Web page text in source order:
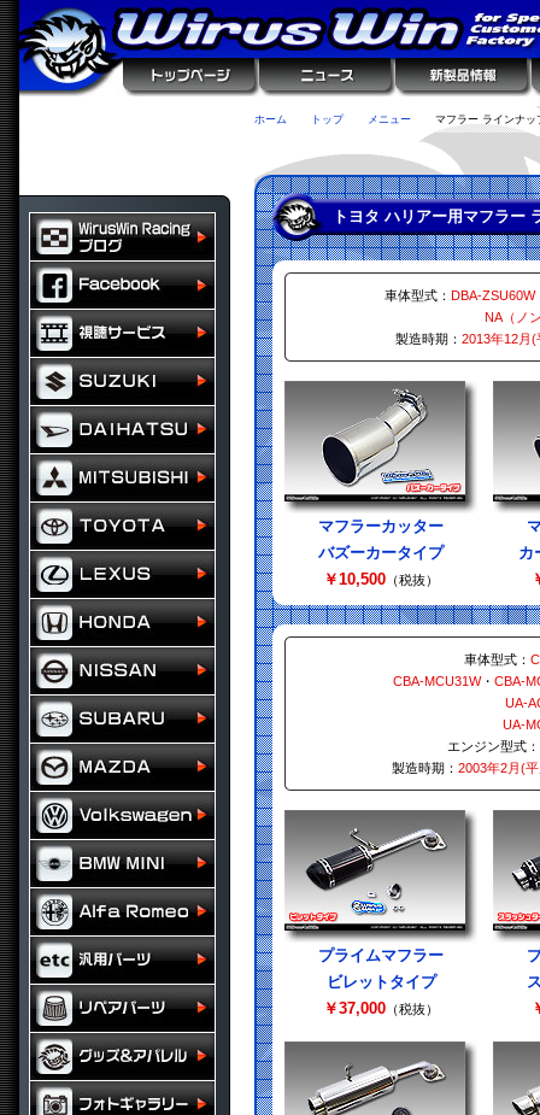
ホーム トップ メニュー マフラー ラインナッ
トヨタ ハリアー用マフラー
車体型式： DBA-ZSU60W
NA（ノ
製造時期： 2013年12月(
マフラーカッター
バズーカータイプ
￥10,500 （税抜）
カ
車体型式：
CBA-MCU31W・ CBA-
UA-
UA-
エンジン型式：
製造時期： 2003年2月(
プライムマフラー
ビレットタイプ
￥37,000 （税抜）